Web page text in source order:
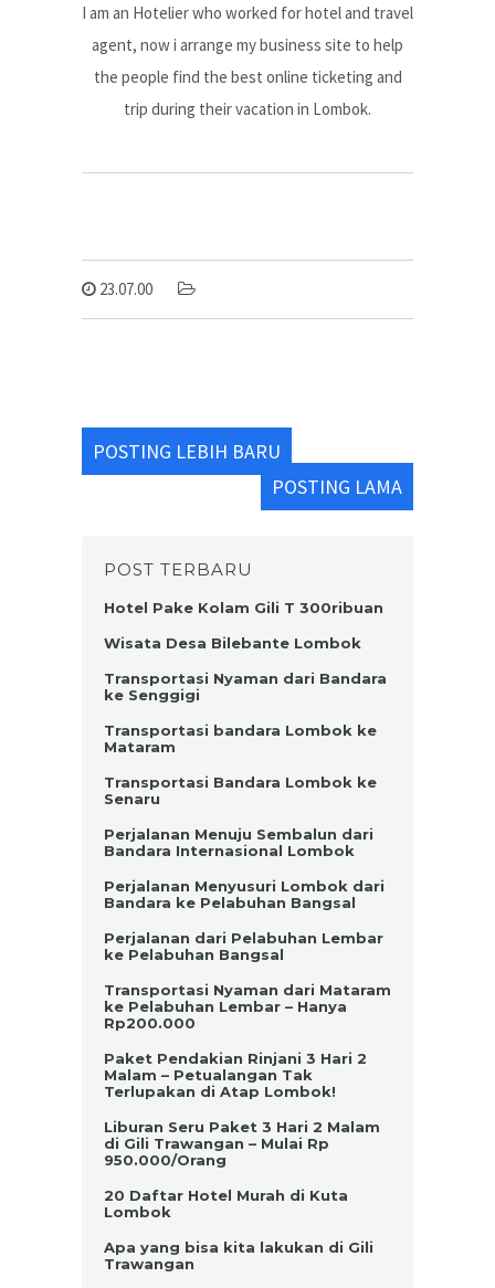
I am an Hotelier who worked for hotel and travel
agent, now i arrange my business site to help
the people find the best online ticketing and
trip during their vacation in Lombok.
23.07.00
POSTING LEBIH BARU
POSTING LAMA
POST TERBARU
Hotel Pake Kolam Gili T 300ribuan
Wisata Desa Bilebante Lombok
Transportasi Nyaman dari Bandara
ke Senggigi
Transportasi bandara Lombok ke
Mataram
Transportasi Bandara Lombok ke
Senaru
Perjalanan Menuju Sembalun dari
Bandara Internasional Lombok
Perjalanan Menyusuri Lombok dari
Bandara ke Pelabuhan Bangsal
Perjalanan dari Pelabuhan Lembar
ke Pelabuhan Bangsal
Transportasi Nyaman dari Mataram
ke Pelabuhan Lembar – Hanya
Rp200.000
Paket Pendakian Rinjani 3 Hari 2
Malam – Petualangan Tak
Terlupakan di Atap Lombok!
Liburan Seru Paket 3 Hari 2 Malam
di Gili Trawangan – Mulai Rp
950.000/Orang
20 Daftar Hotel Murah di Kuta
Lombok
Apa yang bisa kita lakukan di Gili
Trawangan